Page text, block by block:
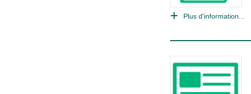
Plus d'information...